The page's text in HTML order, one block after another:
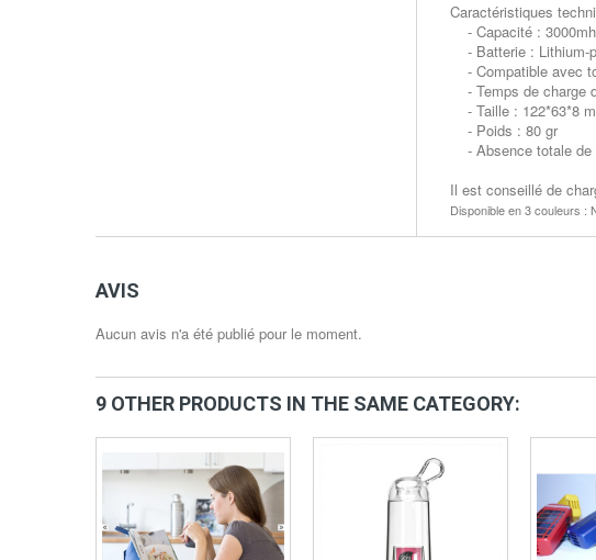
Caractéristiques
- Capacité :
- Batterie : Lithium-
- Compatible avec
- Temps de charge
- Taille : 122*63*8
- Poids : 80 gr
- Absence totale de
Il est conseillé de
Disponible en 3 couleurs :
AVIS
Aucun avis n'a été publié pour le moment.
9 OTHER PRODUCTS IN THE SAME CATEGORY: